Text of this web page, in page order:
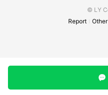
© LY
Report